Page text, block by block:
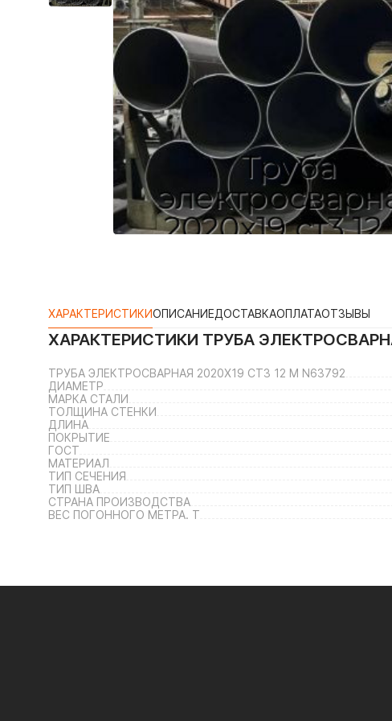
ХАРАКТЕРИСТИКИОПИСАНИЕДОСТАВКАОПЛАТАОТЗЫВЫ
ХАРАКТЕРИСТИКИ ТРУБА
ТРУБА ЭЛЕКТРОСВАРНАЯ 2020Х19 СТ3 12 М N63792
ДИАМЕТР
МАРКА СТАЛИ
ТОЛЩИНА СТЕНКИ
ДЛИНА
ПОКРЫТИЕ
ГОСТ
МАТЕРИАЛ
ТИП СЕЧЕНИЯ
ТИП ШВА
СТРАНА ПРОИЗВОДСТВА
ВЕС ПОГОННОГО МЕТРА. Т